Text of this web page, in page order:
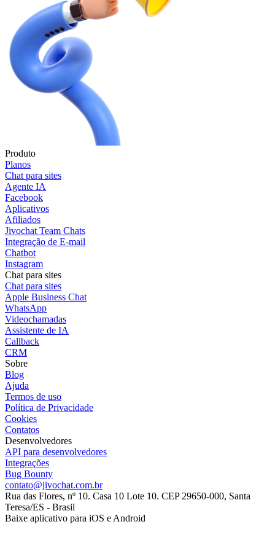
Produto
Planos
Chat para sites
Agente IA
Facebook
Aplicativos
Afiliados
Jivochat Team Chats
Integração de E-mail
Chatbot
Instagram
Chat para sites
Chat para sites
Apple Business Chat
WhatsApp
Videochamadas
Assistente de IA
Callback
CRM
Sobre
Blog
Ajuda
Termos de uso
Política de Privacidade
Cookies
Contatos
Desenvolvedores
API para desenvolvedores
Integrações
Bug Bounty
contato@jivochat.com.br
Rua das Flores, nº 10. Casa 10 Lote 10. CEP 29650-000, Santa
Teresa/ES - Brasil
Baixe aplicativo para iOS e Android